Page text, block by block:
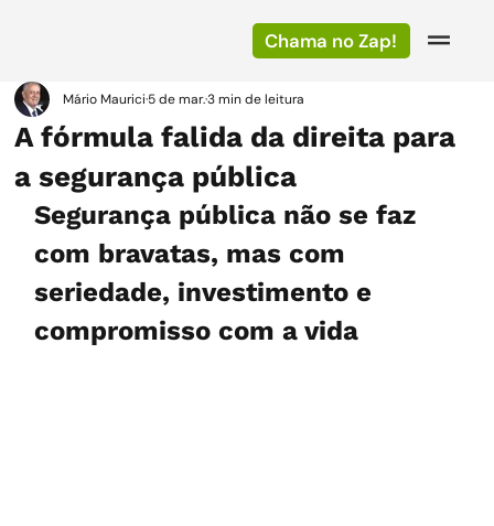
Chama no Zap!
A fórmula falida da direita para
a segurança pública
Mário Maurici5 de mar.3 min de leitura
Segurança pública não se faz
com bravatas, mas com
seriedade, investimento e
compromisso com a vida